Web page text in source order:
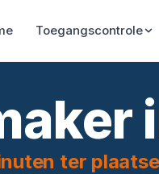
Toegangscontrole
ter plaatse